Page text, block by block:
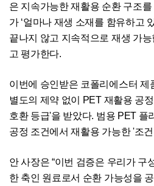
은 지속가능한 재활용 순환 구조
가 ‘얼마나 재생 소재를 함유하고
끝나지 않고 지속적으로 재생 가
고 평가한다.
이번에 승인받은 코폴리에스터 제
별도의 제약 없이 PET 재활용 공
호환 등급'을 받았다. 범용 PET 플
공정 조건에서 재활용 가능한 '조
안 사장은 “이번 검증은 우리가 구
한 축인 원료로서 순환 가능성을